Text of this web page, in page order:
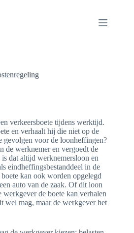
verkeersboete tijdens werktijd.
en verhaalt hij die niet op de
gevolgen voor de loonheffingen?
de werknemer en vergoedt de
dat altijd werknemersloon en
eindheffingsbestanddeel in de
kan ook worden opgelegd
auto van de zaak. Of dit loon
de boete kan verhalen
wel mag, maar de werkgever het